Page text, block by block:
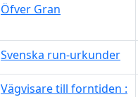
Öfver Gran
Svenska run-urkunder
Vägvisare till forntiden :